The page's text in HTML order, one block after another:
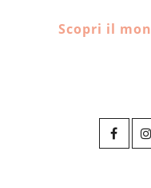
Scopri il